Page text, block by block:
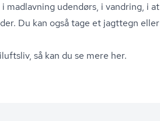
udendørs, i vandring, i at
Du kan også tage et jagttegn eller
så kan du se mere her.